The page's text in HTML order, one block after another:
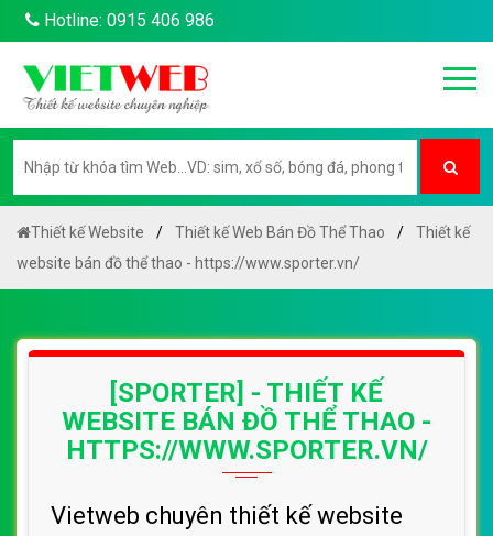
Hotline: 0915 406 986
Thiết kế Website Thiết kế Web Bán Đồ Thể Thao
Thiết kế
website bán đồ thể thao - https://www.sporter.vn/
[SPORTER] - THIẾT KẾ
WEBSITE BÁN ĐỒ THỂ THAO -
HTTPS://WWW.SPORTER.VN/
Vietweb chuyên thiết kế website